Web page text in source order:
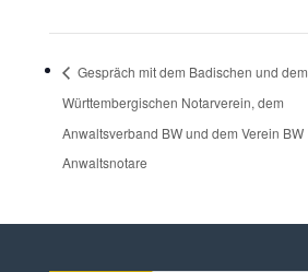
Gespräch mit dem Badischen und dem
Württembergischen Notarverein, dem
Anwaltsverband BW und dem Verein BW
Anwaltsnotare